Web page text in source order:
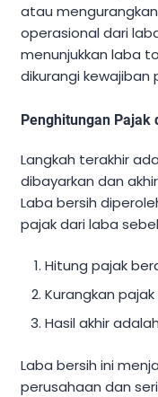
atau
operasional dari
menunjukkan laba
dikurangi kewajiban
Penghitungan Pajak
Langkah terakhir
dibayarkan dan
Laba bersih
pajak dari laba
Hitung pajak
Kurangkan
Hasil akhir
Laba bersih ini
perusahaan dan